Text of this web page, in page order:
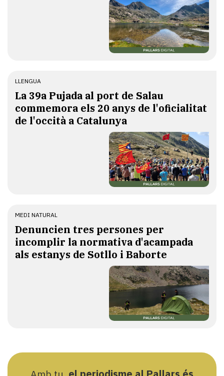
LLENGUA
​La 39a Pujada al port de Salau
commemora els 20 anys de l'oficialitat
de l'occità a Catalunya
MEDI NATURAL
Denuncien tres persones per
incomplir la normativa d'acampada
als estanys de Sotllo i Baborte